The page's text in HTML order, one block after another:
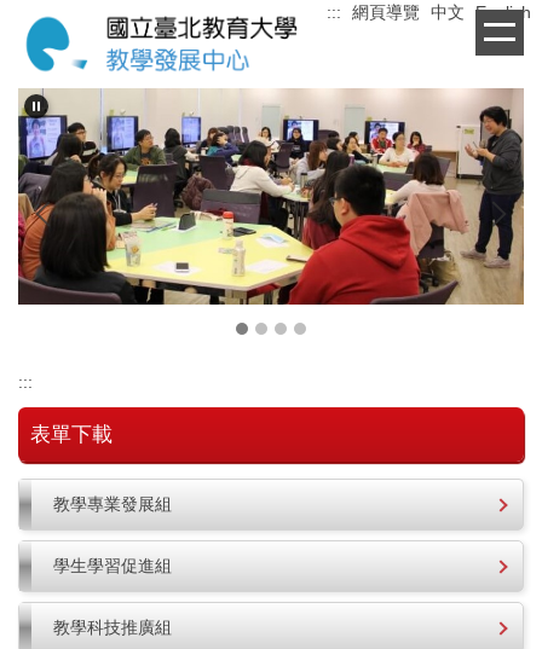
到
要
內
容
區
::: 網頁導覽 中文 English
:::
表單下載
教學專業發展組
學生學習促進組
教學科技推廣組